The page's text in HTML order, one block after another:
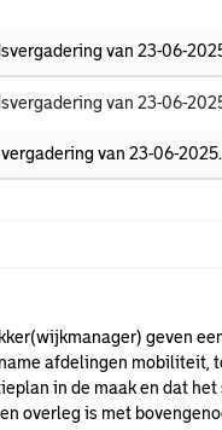
van 23-06-
van 23-06-
van 23-06-2025.
geven
afdelingen mobiliteit,
in de maak en dat
overleg is met